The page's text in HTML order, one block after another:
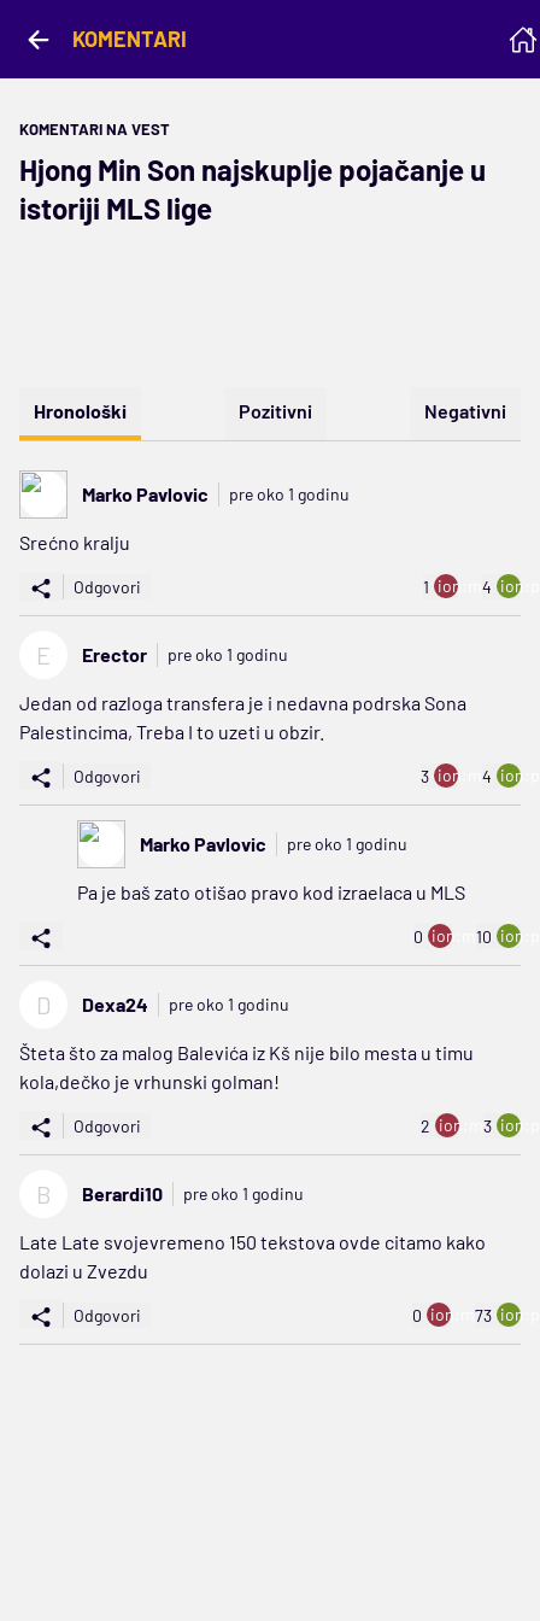
KOMENTARI
KOMENTARI NA VEST
Hjong Min Son najskuplje pojačanje u
istoriji MLS lige
Hronološki Pozitivni Negativni
Marko Pavlovic pre oko 1 godinu
Srećno kralju
Odgovori 1 ion:minus
4
E Erector pre oko 1 godinu
Jedan od razloga transfera je i nedavna podrska Sona
Palestincima, Treba I to uzeti u obzir.
Odgovori 3 ion:minus
4
Marko Pavlovic pre oko 1 godinu
Pa je baš zato otišao pravo kod izraelaca u MLS
0 ion:minus
10
D Dexa24 pre oko 1 godinu
Šteta što za malog Balevića iz Kš nije bilo mesta u timu
kola,dečko je vrhunski golman!
Odgovori 2 ion:minus
3
B Berardi10 pre oko 1 godinu
Late Late svojevremeno 150 tekstova ovde citamo kako
dolazi u Zvezdu
Odgovori 0 ion:minus
73